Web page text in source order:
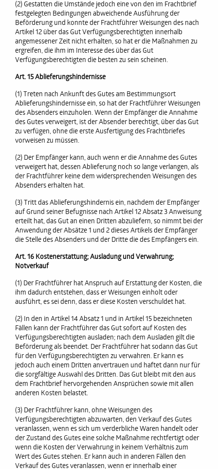
(2) Gestatten die Umstände jedoch eine von den im Frachtbrief
festgelegten Bedingungen abweichende Ausführung der
Beförderung und konnte der Frachtführer Weisungen des nach
Artikel 12 über das Gut Verfügungsberechtigten innerhalb
angemessener Zeit nicht erhalten, so hat er die Maßnahmen zu
ergreifen, die ihm im Interesse des über das Gut
Verfügungsberechtigten die besten zu sein scheinen.
Art. 15 Ablieferungshindernisse
(1) Treten nach Ankunft des Gutes am Bestimmungsort
Ablieferungshindernisse ein, so hat der Frachtführer Weisungen
des Absenders einzuholen. Wenn der Empfänger die Annahme
des Gutes verweigert, ist der Absender berechtigt, über das Gut
zu verfügen, ohne die erste Ausfertigung des Frachtbriefes
vorweisen zu müssen.
(2) Der Empfänger kann, auch wenn er die Annahme des Gutes
verweigert hat, dessen Ablieferung noch so lange verlangen, als
der Frachtführer keine dem widersprechenden Weisungen des
Absenders erhalten hat.
(3) Tritt das Ablieferungshindernis ein, nachdem der Empfänger
auf Grund seiner Befugnisse nach Artikel 12 Absatz 3 Anweisung
erteilt hat, das Gut an einen Dritten abzuliefern, so nimmt bei der
Anwendung der Absätze 1 und 2 dieses Artikels der Empfänger
die Stelle des Absenders und der Dritte die des Empfängers ein.
Art. 16 Kostenerstattung; Ausladung und Verwahrung;
Notverkauf
(1) Der Frachtführer hat Anspruch auf Erstattung der Kosten, die
ihm dadurch entstehen, dass er Weisungen einholt oder
ausführt, es sei denn, dass er diese Kosten verschuldet hat.
(2) In den in Artikel 14 Absatz 1 und in Artikel 15 bezeichneten
Fällen kann der Frachtführer das Gut sofort auf Kosten des
Verfügungsberechtigten ausladen; nach dem Ausladen gilt die
Beförderung als beendet. Der Frachtführer hat sodann das Gut
für den Verfügungsberechtigten zu verwahren. Er kann es
jedoch auch einem Dritten anvertrauen und haftet dann nur für
die sorgfältige Auswahl des Dritten. Das Gut bleibt mit den aus
dem Frachtbrief hervorgehenden Ansprüchen sowie mit allen
anderen Kosten belastet.
(3) Der Frachtführer kann, ohne Weisungen des
Verfügungsberechtigten abzuwarten, den Verkauf des Gutes
veranlassen, wenn es sich um verderbliche Waren handelt oder
der Zustand des Gutes eine solche Maßnahme rechtfertigt oder
wenn die Kosten der Verwahrung in keinem Verhältnis zum
Wert des Gutes stehen. Er kann auch in anderen Fällen den
Verkauf des Gutes veranlassen, wenn er innerhalb einer